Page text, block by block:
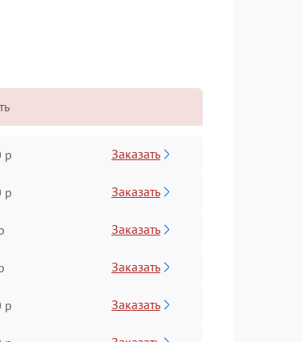
р Заказать
р Заказать
Заказать
Заказать
р Заказать